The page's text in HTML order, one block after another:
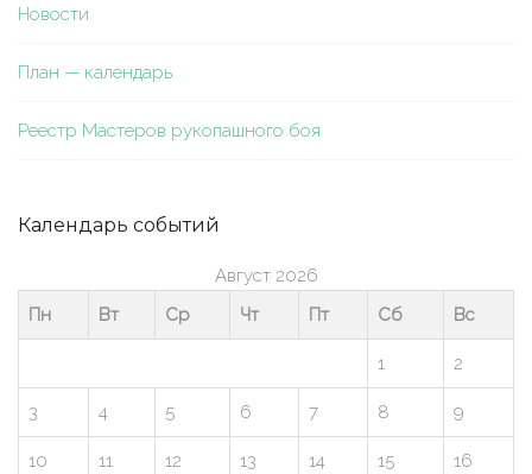
Новости
План — календарь
Реестр Мастеров рукопашного боя
Календарь событий
Август 2026
Пн
Вт Ср Чт Пт Сб Вс
1 2
3 4 5 6 7 8 9
10 11 12 13 14 15 16